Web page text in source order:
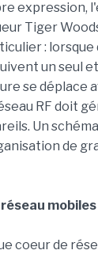
expression,
Tiger
: lorsque
un seul
se déplace
RF doit
Un
de
mobiles
coeur de